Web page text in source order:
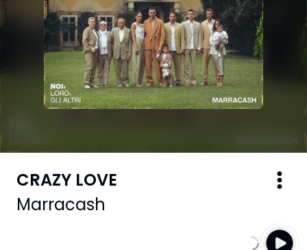
CRAZY LOVE
Marracash